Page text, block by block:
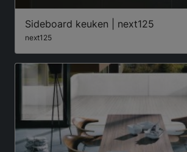
Sideboard keuken | next125
next125